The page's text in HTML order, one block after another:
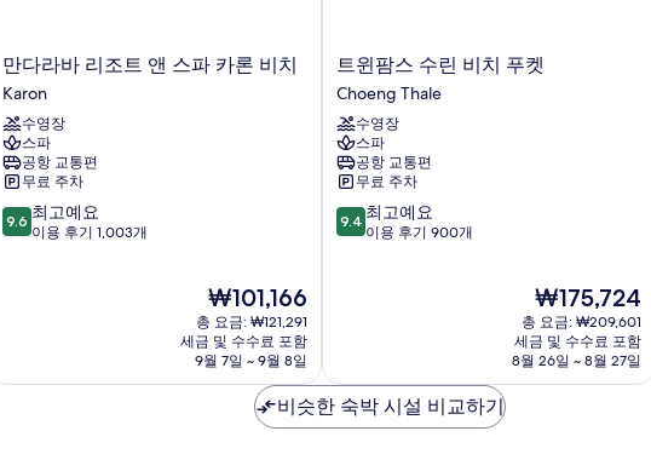
만
다
라
바
리
조
트
앤
스
만다라바 리조트 앤 스파 카론 비치
Karon
수영장
스파
공항 교통편
무료 주차
10
점
고
9.6 최고예요
이용 후기 1,003개
현
재
요
금
₩101,166
₩101,166
총 요금: ₩121,291
세금 및 수수료 포함
9월 7일 ~ 9월 8일
트
윈
팜
스
수
린
비
치
푸
트윈팜스 수린 비치 푸켓
Choeng Thale
수영장
스파
공항 교통편
무료 주차
10
점
고
예
요,
9.4 최고예요
이용 후기 900개
현
재
요
금
₩175,724
₩175,724
총 요금: ₩209,601
세금 및 수수료 포함
8월 26일 ~ 8월 27일
비슷한 숙박 시설 비교하기